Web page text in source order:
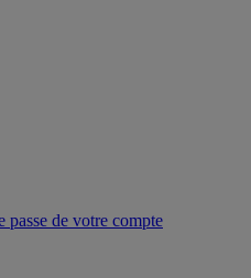
passe de votre compte